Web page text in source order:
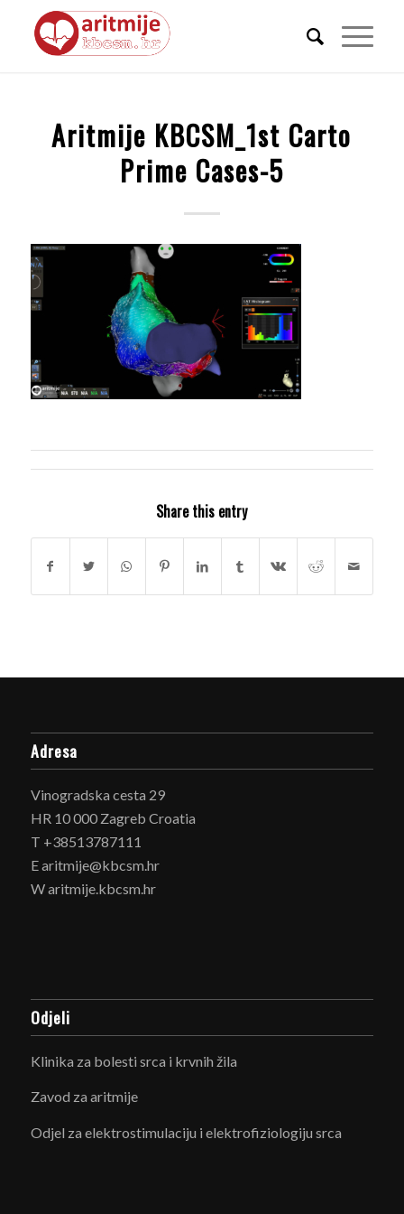
Aritmije KBCSM_1st Carto
Prime Cases-5
Share this entry
Adresa
Vinogradska cesta 29
HR 10 000 Zagreb Croatia
T +38513787111
E aritmije@kbcsm.hr
W aritmije.kbcsm.hr
Odjeli
Klinika za bolesti srca i krvnih žila
Zavod za aritmije
Odjel za elektrostimulaciju i elektrofiziologiju srca